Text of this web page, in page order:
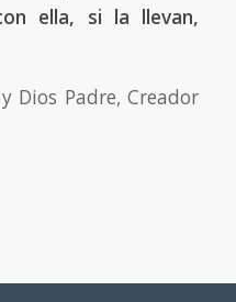
ella, si la llevan,
Dios Padre, Creador